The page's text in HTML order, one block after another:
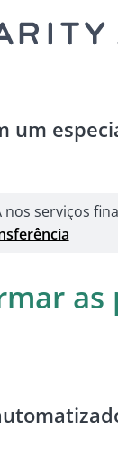
um
nos serviços
as